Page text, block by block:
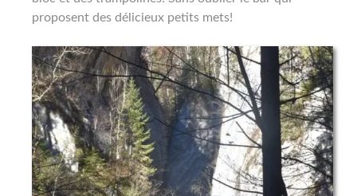
proposent des délicieux petits mets!